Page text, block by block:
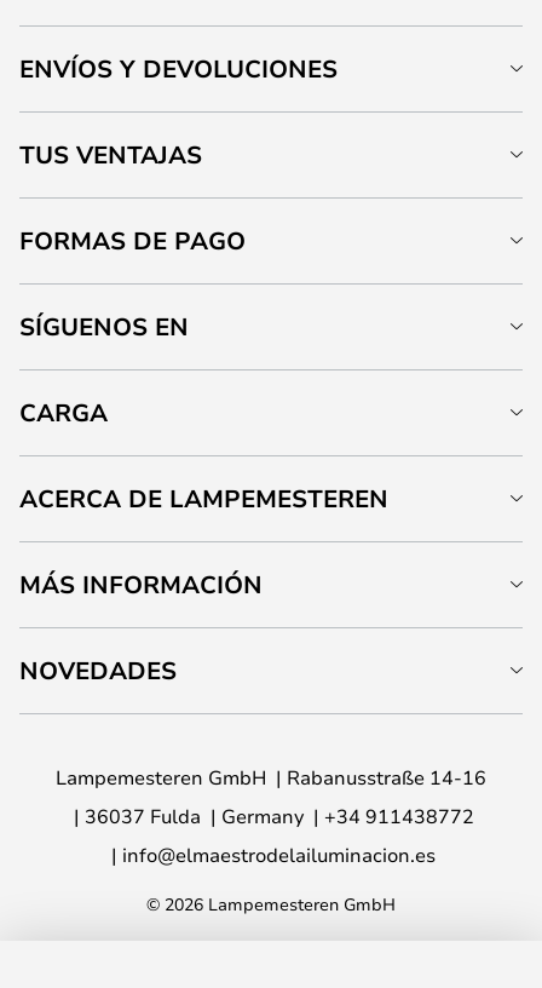
ENVÍOS Y DEVOLUCIONES
TUS VENTAJAS
FORMAS DE PAGO
SÍGUENOS EN
CARGA
ACERCA DE LAMPEMESTEREN
MÁS INFORMACIÓN
NOVEDADES
Lampemesteren GmbH
Rabanusstraße 14-16
36037 Fulda
Germany
+34 911438772
info@elmaestrodelailuminacion.es
© 2026 Lampemesteren GmbH